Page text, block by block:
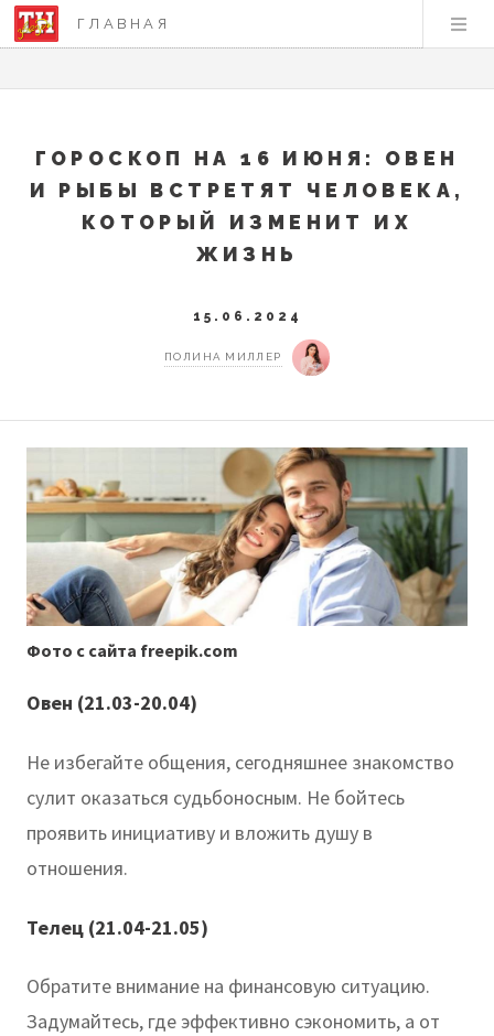
ГЛАВНАЯ
ГОРОСКОП НА 16 ИЮНЯ: ОВЕН
И РЫБЫ ВСТРЕТЯТ ЧЕЛОВЕКА,
КОТОРЫЙ ИЗМЕНИТ ИХ
ЖИЗНЬ
15.06.2024
ПОЛИНА МИЛЛЕР
Фото с сайта freepik.com
Овен (21.03-20.04)
Не избегайте общения, сегодняшнее знакомство
сулит оказаться судьбоносным. Не бойтесь
проявить инициативу и вложить душу в
отношения.
Телец (21.04-21.05)
Обратите внимание на финансовую ситуацию.
Задумайтесь, где эффективно сэкономить, а от